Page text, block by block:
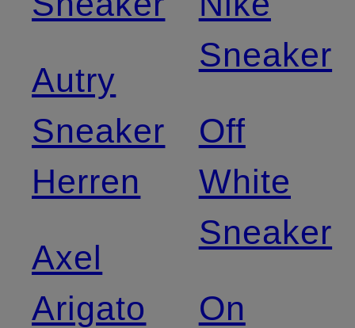
Autry
Sneaker
Herren
Axel
Arigato
Sneaker
Off
White
Sneaker
On